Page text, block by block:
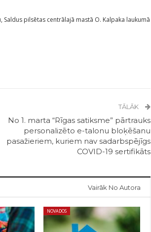
pilsētas centrālajā mastā O. Kalpaka laukumā
TĀLĀK
No 1. marta “Rīgas satiksme” pārtrauks
personalizēto e-talonu bloķēšanu
pasažieriem, kuriem nav sadarbspējīgs
COVID-19 sertifikāts
Vairāk No Autora
NOVADOS